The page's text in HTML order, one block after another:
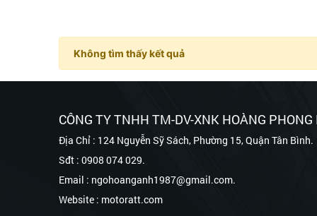
Không tìm thấy kết quả
CÔNG TY TNHH TM-DV-XNK HOÀNG
Địa Chỉ : 124 Nguyễn Sỹ Sách, Phường 15, Quận Tân Bình.
Sđt : 0908 074 029.
Email : ngohoanganh1987@gmail.com.
Website : motoratt.com